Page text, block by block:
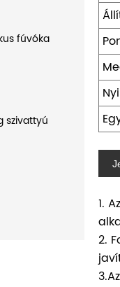
fúvóka
szivattyú
1.
2.